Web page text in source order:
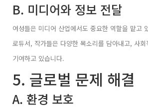
B. 미디어와 정보 전달
여성들은 미디어 산업에서도 중요한 역할을 맡고
로듀서, 작가들은 다양한 목소리를 담아내고, 사
기여하고 있습니다.
5. 글로벌 문제 해결
A. 환경 보호